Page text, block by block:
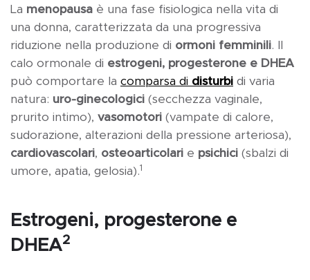
La menopausa è una fase fisiologica nella vita di
una donna, caratterizzata da una progressiva
riduzione nella produzione di ormoni femminili. Il
calo ormonale di estrogeni, progesterone e DHEA
può comportare la comparsa di disturbi di varia
natura: uro-ginecologici (secchezza vaginale,
prurito intimo), vasomotori (vampate di calore,
sudorazione, alterazioni della pressione arteriosa),
cardiovascolari, osteoarticolari e psichici (sbalzi di
umore, apatia, gelosia).1
Estrogeni, progesterone e
DHEA2